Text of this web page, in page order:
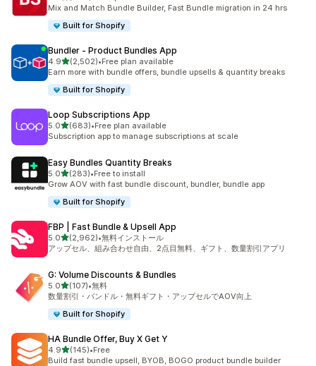
Mix and Match Bundle Builder, Fast Bundle migration in 24 hrs
Built for Shopify
Bundler ‑ Product Bundles App
4.95つ星中
(2,502)
合計レビュー数：2502件
•Free plan available
Earn more with bundle offers, bundle upsells & quantity breaks
Built for Shopify
Loop Subscriptions App
5.05つ星中
(683)
合計レビュー数：683件
•Free plan available
Subscription app to manage subscriptions at scale
Easy Bundles Quantity Breaks
5.05つ星中
(283)
合計レビュー数：283件
•Free to install
Grow AOV with fast bundle discount, bundler, bundle app
Built for Shopify
FBP | Fast Bundle & Upsell App
5.05つ星中
(2,962)
合計レビュー数：2962件
•無料インストール
アップセル、組み合わせ自由、2点目無料、ギフト、数量割引アプリ
G: Volume Discounts & Bundles
5.05つ星中
(107)
合計レビュー数：107件
•無料
数量割引・バンドル・無料ギフト・アップセルでAOV向上
Built for Shopify
HA Bundle Offer, Buy X Get Y
4.95つ星中
(145)
合計レビュー数：145件
•Free
Build fast bundle upsell, BYOB, BOGO product bundle builder